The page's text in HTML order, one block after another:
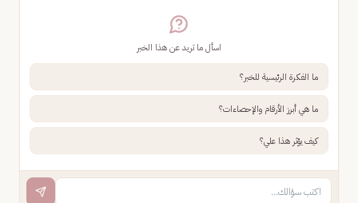
اسأل ما تريد عن هذا الخبر
ما الفكرة الرئيسية للخبر؟
ما هي أبرز الأرقام والإحصاءات؟
كيف يؤثر هذا علي؟